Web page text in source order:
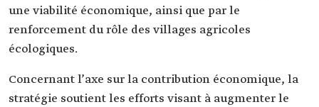
une viabilité économique, ainsi que par le
renforcement du rôle des villages agricoles
écologiques.
Concernant l’axe sur la contribution économique, la
stratégie soutient les efforts visant à augmenter le